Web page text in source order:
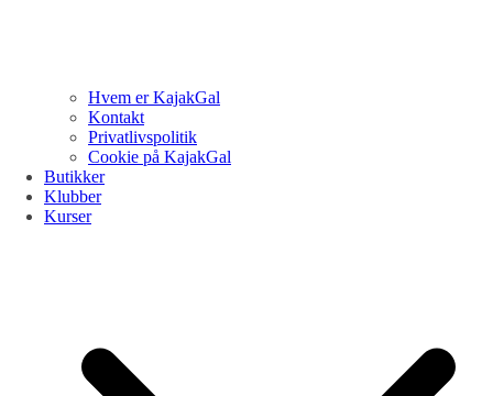
Hvem er KajakGal
Kontakt
Privatlivspolitik
Cookie på KajakGal
Butikker
Klubber
Kurser